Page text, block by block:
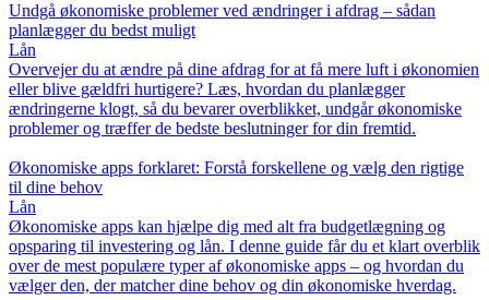
Undgå økonomiske problemer ved ændringer i afdrag – sådan
planlægger du bedst muligt
Lån
Overvejer du at ændre på dine afdrag for at få mere luft i økonomien
eller blive gældfri hurtigere? Læs, hvordan du planlægger
ændringerne klogt, så du bevarer overblikket, undgår økonomiske
problemer og træffer de bedste beslutninger for din fremtid.
Økonomiske apps forklaret: Forstå forskellene og vælg den rigtige
til dine behov
Lån
Økonomiske apps kan hjælpe dig med alt fra budgetlægning og
opsparing til investering og lån. I denne guide får du et klart overblik
over de mest populære typer af økonomiske apps – og hvordan du
vælger den, der matcher dine behov og din økonomiske hverdag.